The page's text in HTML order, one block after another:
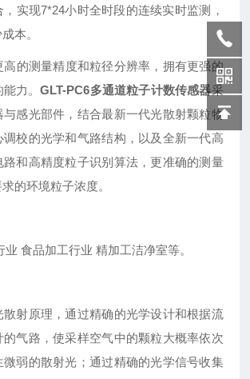
实现7*24小时全时段的连续实时监测，
本。
高的测量精度和粒径分辨率，拥有更强的
能力。GLT-PC6多通道粒子计数传感器采
与感光部件，结合最新一代光散射颗粒物
调校的光学和气路结构，以及全新一代高
路和高精度粒子识别算法，更准确的测量
的环境粒子浓度。
业 食品加工行业 精加工洁净室等。
散射原理，通过精确的光学设计和根据流
气路，使采样空气中的颗粒大概率依次
微弱的散射光；通过精确的光学信号收集